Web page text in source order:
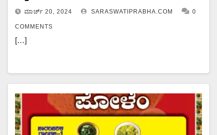
ಮಾರ್ಚ್ 20, 2024 SARASWATIPRABHA.COM 0
COMMENTS
[…]